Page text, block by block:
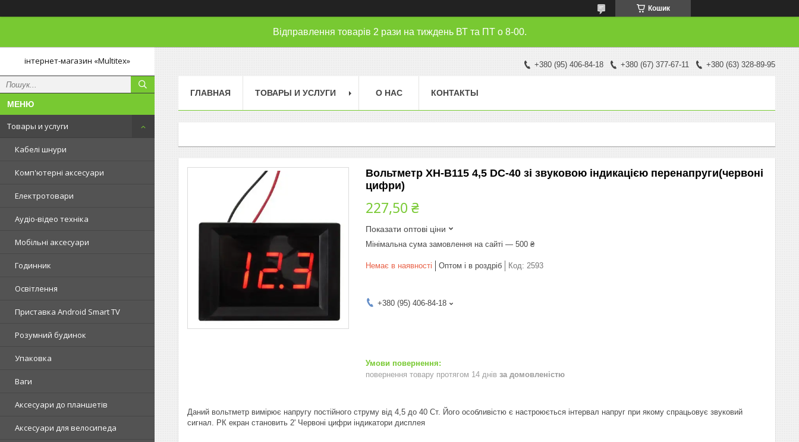
Кошик
Відправлення товарів 2 рази на тиждень ВТ та ПТ о 8-00.
інтернет-магазин «Multitex»
Товары и услуги
Кабелі шнури
Комп'ютерні аксесуари
Електротовари
Аудіо-відео техніка
Мобільні аксесуари
Годинник
Освітлення
Приставка Android Smart TV
Розумний будинок
Упаковка
Ваги
Аксесуари до планшетів
Аксесуари для велосипеда
+380 (95) 406-84-18 +380 (67) 377-67-11 +380 (63) 328-89-95
ГЛАВНАЯ ТОВАРЫ И УСЛУГИ О НАС КОНТАКТЫ
Вольтметр XH-B115 4,5 DC-40 зі звуковою індикацією перенапруги(червоні
цифри)
227,50 ₴
Показати оптові ціни
Мінімальна сума замовлення на сайті — 500 ₴
Немає в наявності Оптом і в роздріб Код: 2593
+380 (95) 406-84-18
повернення товару протягом 14 днів за домовленістю
Даний вольтметр вимірює напругу постійного струму від 4,5 до 40 Ст. Його особливістю є настроюється інтервал напруг при якому спрацьовує звуковий
сигнал. РК екран становить 2' Червоні цифри індикатори дисплея